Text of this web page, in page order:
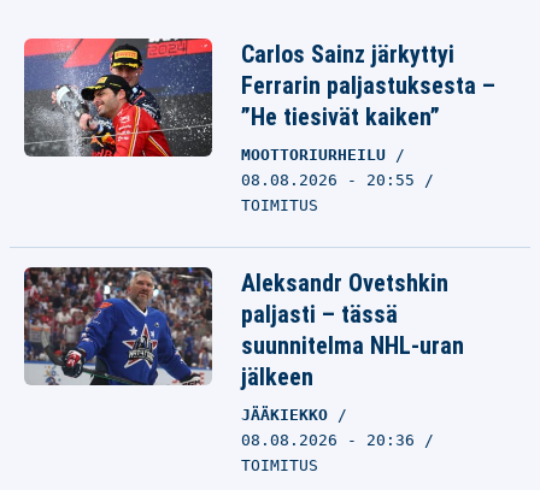
Carlos Sainz järkyttyi
Ferrarin paljastuksesta –
”He tiesivät kaiken”
MOOTTORIURHEILU
08.08.2026 - 20:55
TOIMITUS
Aleksandr Ovetshkin
paljasti – tässä
suunnitelma NHL-uran
jälkeen
JÄÄKIEKKO
08.08.2026 - 20:36
TOIMITUS